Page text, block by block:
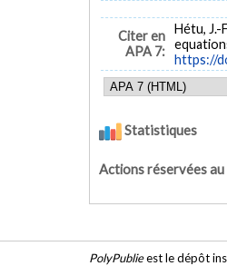
Citer en
APA 7:
Hétu,
https://
Statistiques
Actions réservées
PolyPublieest le dépôt